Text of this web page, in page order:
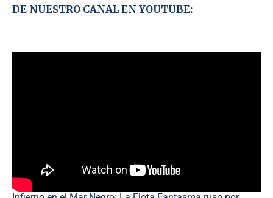
DE NUESTRO CANAL EN YOUTUBE: